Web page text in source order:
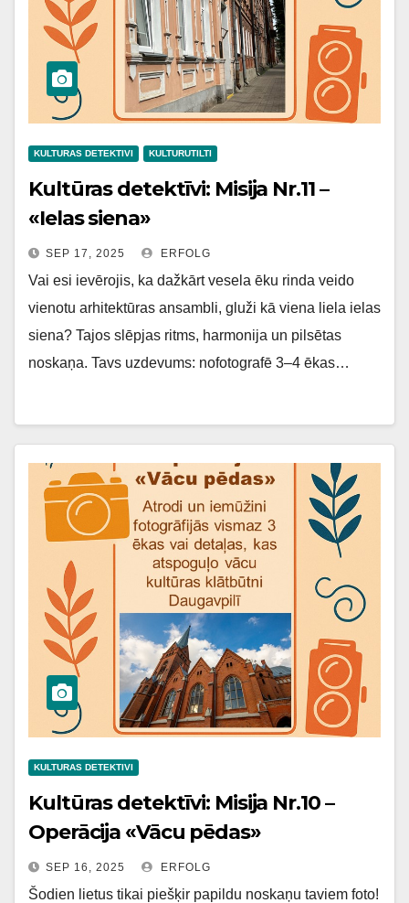
KULTURAS DETEKTIVI KULTURUTILTI
Kultūras detektīvi: Misija Nr.11 –
«Ielas siena»
SEP 17, 2025 ERFOLG
Vai esi ievērojis, ka dažkārt vesela ēku rinda veido
vienotu arhitektūras ansambli, gluži kā viena liela ielas
siena? Tajos slēpjas ritms, harmonija un pilsētas
noskaņa. Tavs uzdevums: nofotografē 3–4 ēkas…
KULTURAS DETEKTIVI
Kultūras detektīvi: Misija Nr.10 –
Operācija «Vācu pēdas»
SEP 16, 2025 ERFOLG
Šodien lietus tikai piešķir papildu noskaņu taviem foto!